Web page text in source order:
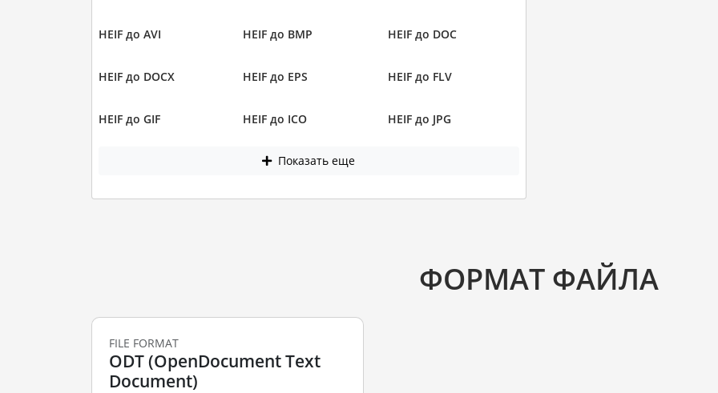
HEIF до AVI HEIF до BMP HEIF до DOC
HEIF до DOCX HEIF до EPS HEIF до FLV
HEIF до GIF HEIF до ICO HEIF до JPG
Показать еще
ФОРМАТ ФАЙЛА
FILE FORMAT
ODT (OpenDocument Text
Document)